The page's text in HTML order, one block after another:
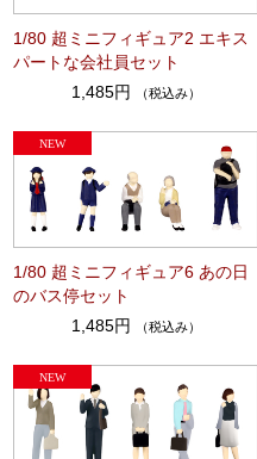
1/80 超ミニフィギュア2 エキス
パートな会社員セット
1,485円
（税込み）
1/80 超ミニフィギュア6 あの日
のバス停セット
1,485円
（税込み）